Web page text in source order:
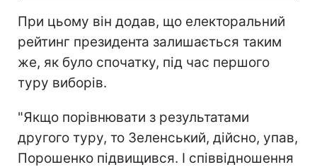
При цьому він додав, що електоральний
рейтинг президента залишається таким
же, як було спочатку, під час першого
туру виборів.
"Якщо порівнювати з результатами
другого туру, то Зеленський, дійсно, упав,
Порошенко підвищився. І співвідношення